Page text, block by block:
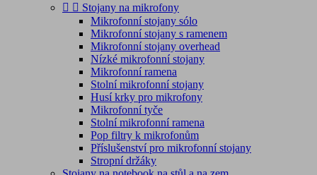
  Stojany na mikrofony
Mikrofonní stojany sólo
Mikrofonní stojany s ramenem
Mikrofonní stojany overhead
Nízké mikrofonní stojany
Mikrofonní ramena
Stolní mikrofonní stojany
Husí krky pro mikrofony
Mikrofonní tyče
Stolní mikrofonní ramena
Pop filtry k mikrofonům
Příslušenství pro mikrofonní stojany
Stropní držáky